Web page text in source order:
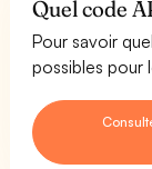
Quel code
Pour savoir
possibles pour